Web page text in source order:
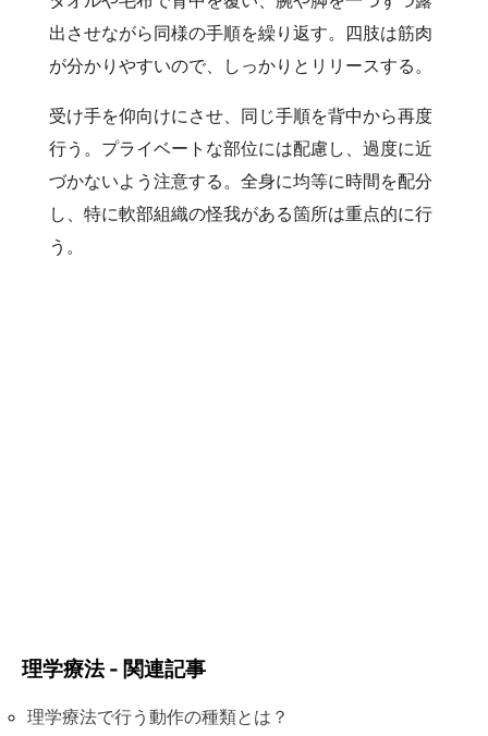
出させながら同様の手順を繰り返す。四肢は筋肉
が分かりやすいので、しっかりとリリースする。
受け手を仰向けにさせ、同じ手順を背中から再度
行う。プライベートな部位には配慮し、過度に近
づかないよう注意する。全身に均等に時間を配分
し、特に軟部組織の怪我がある箇所は重点的に行
う。
理学療法 - 関連記事
理学療法で行う動作の種類とは？